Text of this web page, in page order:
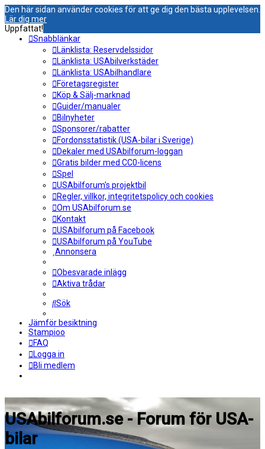
Den här sidan använder cookies för att ge dig den bästa upplevelsen.
Lär dig mer
Uppfattat!
Snabblänkar
Länklista: Reservdelssidor
Länklista: USAbilverkstäder
Länklista: USAbilhandlare
Företagsregister
Köp & Sälj-marknad
Guider/manualer
Bilnyheter
Sponsorer/rabatter
Fordonsstatistik (USA-bilar i Sverige)
Dekaler med USAbilforum-loggan
Gratis bilder med CC0-licens
Spel
USAbilforum's projektbil
Regler, villkor, integritetspolicy och cookies
Om USAbilforum.se
Kontakt
USAbilforum på Facebook
USAbilforum på YouTube
Annonsera
Obesvarade inlägg
Aktiva trådar
Sök
Jämför besiktning
Stampioo
FAQ
Logga in
Bli medlem
USAbilforum.se - Forum för USA-
bilar